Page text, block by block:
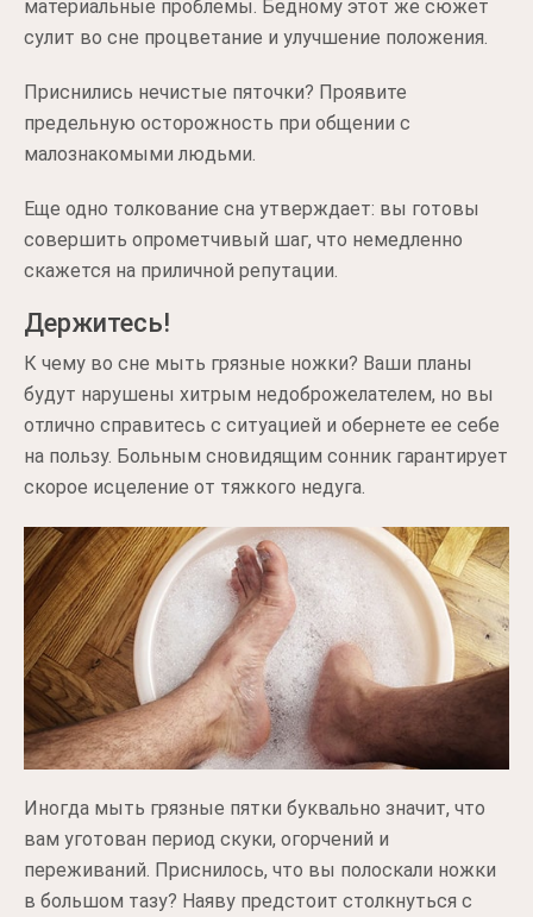
материальные проблемы. Бедному этот же сюжет
сулит во сне процветание и улучшение положения.
Приснились нечистые пяточки? Проявите
предельную осторожность при общении с
малознакомыми людьми.
Еще одно толкование сна утверждает: вы готовы
совершить опрометчивый шаг, что немедленно
скажется на приличной репутации.
Держитесь!
К чему во сне мыть грязные ножки? Ваши планы
будут нарушены хитрым недоброжелателем, но вы
отлично справитесь с ситуацией и обернете ее себе
на пользу. Больным сновидящим сонник гарантирует
скорое исцеление от тяжкого недуга.
Иногда мыть грязные пятки буквально значит, что
вам уготован период скуки, огорчений и
переживаний. Приснилось, что вы полоскали ножки
в большом тазу? Наяву предстоит столкнуться с